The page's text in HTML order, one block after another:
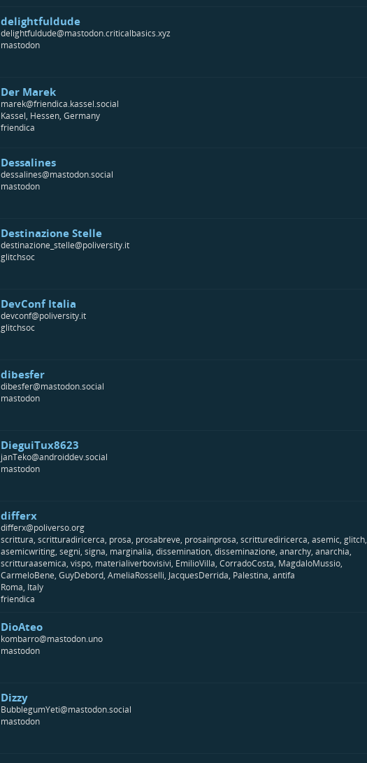
delightfuldude
delightfuldude@mastodon.criticalbasics.xyz
mastodon
Der Marek
marek@friendica.kassel.social
Kassel, Hessen, Germany
friendica
Dessalines
dessalines@mastodon.social
mastodon
Destinazione Stelle
destinazione_stelle@poliversity.it
glitchsoc
DevConf Italia
devconf@poliversity.it
glitchsoc
dibesfer
dibesfer@mastodon.social
mastodon
DieguiTux8623
janTeko@androiddev.social
mastodon
differx
differx@poliverso.org
scrittura, scritturadiricerca, prosa, prosabreve, prosainprosa, scritturediricerca, asemic, glitch,
asemicwriting, segni, signa, marginalia, dissemination, disseminazione, anarchy, anarchia,
scritturaasemica, vispo, materialiverbovisivi, EmilioVilla, CorradoCosta, MagdaloMussio,
CarmeloBene, GuyDebord, AmeliaRosselli, JacquesDerrida, Palestina, antifa
Roma, Italy
friendica
DioAteo
kombarro@mastodon.uno
mastodon
Dizzy
BubblegumYeti@mastodon.social
mastodon